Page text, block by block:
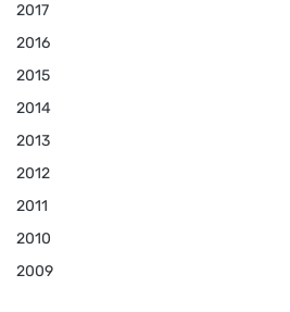
2017
2016
2015
2014
2013
2012
2011
2010
2009